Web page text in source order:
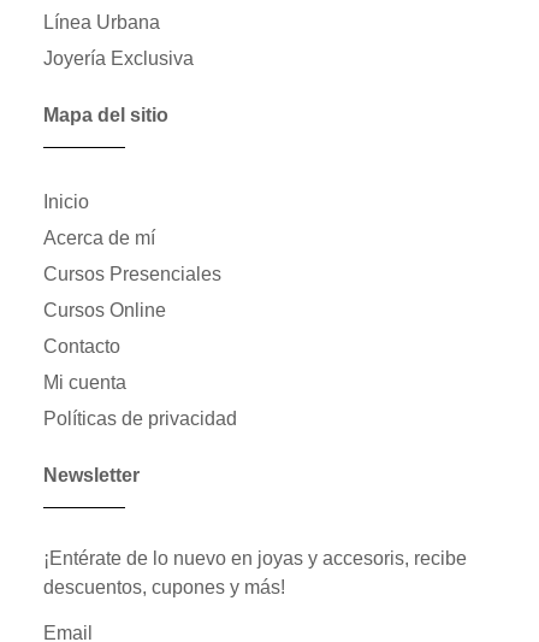
Línea Urbana
Joyería Exclusiva
Mapa del sitio
Inicio
Acerca de mí
Cursos Presenciales
Cursos Online
Contacto
Mi cuenta
Políticas de privacidad
Newsletter
¡Entérate de lo nuevo en joyas y accesoris, recibe
descuentos, cupones y más!
Email